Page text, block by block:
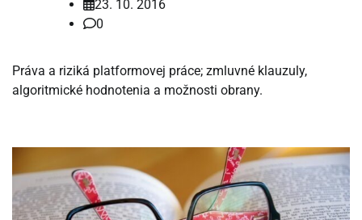
23. 10. 2016
0
Práva a riziká platformovej práce; zmluvné klauzuly,
algoritmické hodnotenia a možnosti obrany.